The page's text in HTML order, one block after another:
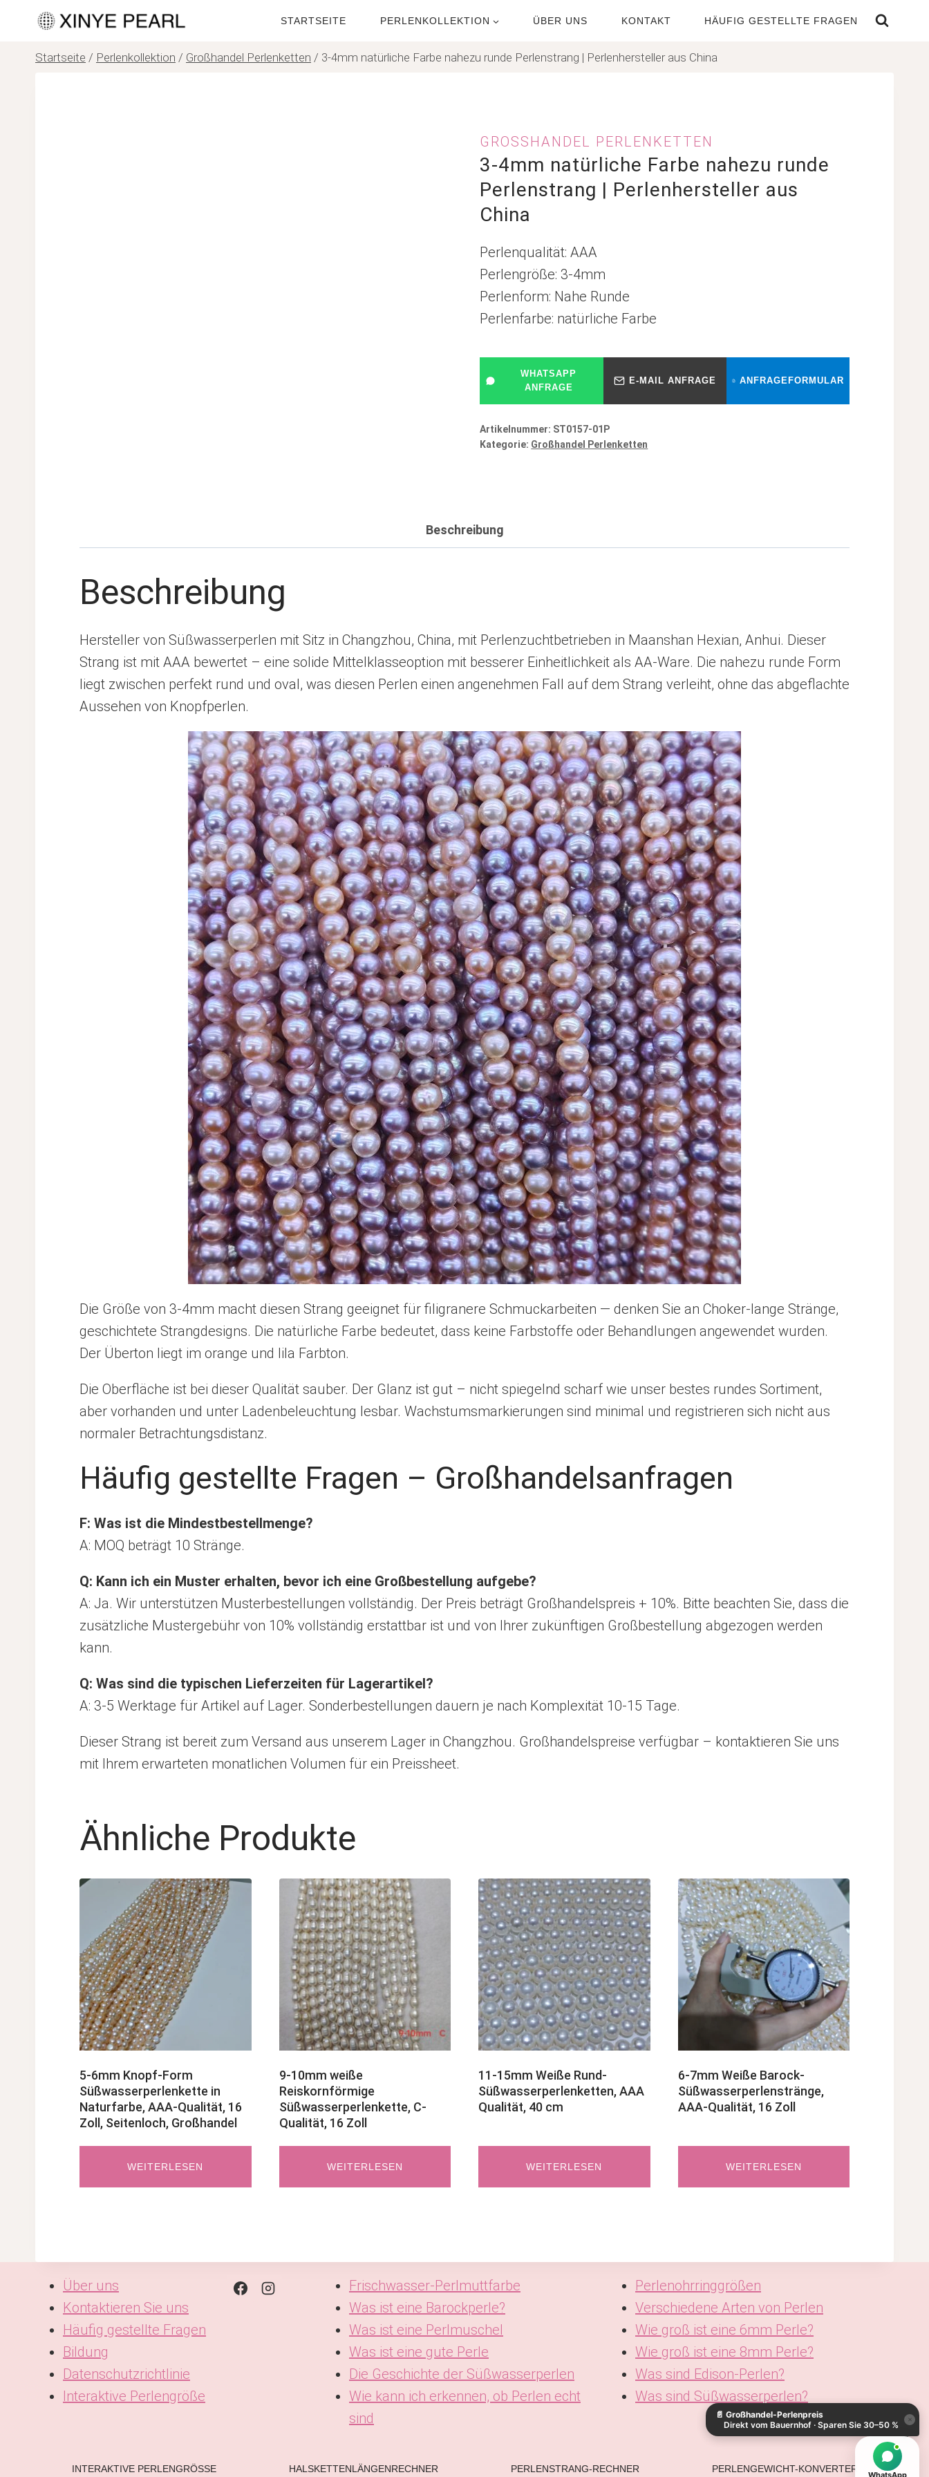
springen
STARTSEITE PERLENKOLLEKTION ÜBER UNS KONTAKT HÄUFIG GESTELLTE FRAGEN
Startseite / Perlenkollektion / Großhandel Perlenketten / 3-4mm natürliche Farbe nahezu runde Perlenstrang | Perlenhersteller aus China
GROSSHANDEL PERLENKETTEN
3-4mm natürliche Farbe nahezu runde
Perlenstrang | Perlenhersteller aus
China
Perlenqualität: AAA
Perlengröße: 3-4mm
Perlenform: Nahe Runde
Perlenfarbe: natürliche Farbe
WHATSAPP
ANFRAGE
E-MAIL ANFRAGE ANFRAGEFORMULAR
Artikelnummer: ST0157-01P
Kategorie: Großhandel Perlenketten
Beschreibung
Beschreibung
Hersteller von Süßwasserperlen mit Sitz in Changzhou, China, mit Perlenzuchtbetrieben in Maanshan Hexian, Anhui. Dieser
Strang ist mit AAA bewertet – eine solide Mittelklasseoption mit besserer Einheitlichkeit als AA-Ware. Die nahezu runde Form
liegt zwischen perfekt rund und oval, was diesen Perlen einen angenehmen Fall auf dem Strang verleiht, ohne das abgeflachte
Aussehen von Knopfperlen.
Die Größe von 3-4mm macht diesen Strang geeignet für filigranere Schmuckarbeiten — denken Sie an Choker-lange Stränge,
geschichtete Strangdesigns. Die natürliche Farbe bedeutet, dass keine Farbstoffe oder Behandlungen angewendet wurden.
Der Überton liegt im orange und lila Farbton.
Die Oberfläche ist bei dieser Qualität sauber. Der Glanz ist gut – nicht spiegelnd scharf wie unser bestes rundes Sortiment,
aber vorhanden und unter Ladenbeleuchtung lesbar. Wachstumsmarkierungen sind minimal und registrieren sich nicht aus
normaler Betrachtungsdistanz.
Häufig gestellte Fragen – Großhandelsanfragen
F: Was ist die Mindestbestellmenge?
A: MOQ beträgt 10 Stränge.
Q: Kann ich ein Muster erhalten, bevor ich eine Großbestellung aufgebe?
A: Ja. Wir unterstützen Musterbestellungen vollständig. Der Preis beträgt Großhandelspreis + 10%. Bitte beachten Sie, dass die
zusätzliche Mustergebühr von 10% vollständig erstattbar ist und von Ihrer zukünftigen Großbestellung abgezogen werden
kann.
Q: Was sind die typischen Lieferzeiten für Lagerartikel?
A: 3-5 Werktage für Artikel auf Lager. Sonderbestellungen dauern je nach Komplexität 10-15 Tage.
Dieser Strang ist bereit zum Versand aus unserem Lager in Changzhou. Großhandelspreise verfügbar – kontaktieren Sie uns
mit Ihrem erwarteten monatlichen Volumen für ein Preissheet.
Ähnliche Produkte
5-6mm Knopf-Form
Süßwasserperlenkette in
Naturfarbe, AAA-Qualität, 16
Zoll, Seitenloch, Großhandel
WEITERLESEN
9-10mm weiße
Reiskornförmige
Süßwasserperlenkette, C-
Qualität, 16 Zoll
WEITERLESEN
11-15mm Weiße Rund-
Süßwasserperlenketten, AAA
Qualität, 40 cm
WEITERLESEN
6-7mm Weiße Barock-
Süßwasserperlenstränge,
AAA-Qualität, 16 Zoll
WEITERLESEN
Über uns
Kontaktieren Sie uns
Häufig gestellte Fragen
Bildung
Datenschutzrichtlinie
Interaktive Perlengröße
Frischwasser-Perlmuttfarbe
Was ist eine Barockperle?
Was ist eine Perlmuschel
Was ist eine gute Perle
Die Geschichte der Süßwasserperlen
Wie kann ich erkennen, ob Perlen echt
sind
Perlenohrringgrößen
Verschiedene Arten von Perlen
Wie groß ist eine 6mm Perle?
Wie groß ist eine 8mm Perle?
Was sind Edison-Perlen?
Was sind Süßwasserperlen?
INTERAKTIVE PERLENGRÖSSE HALSKETTENLÄNGENRECHNER PERLENSTRANG-RECHNER PERLENGEWICHT-KONVERTER
📄 Großhandel-Perlenpreis
Direkt vom Bauernhof · Sparen Sie 30–50 %
×
WhatsApp
AR
KO